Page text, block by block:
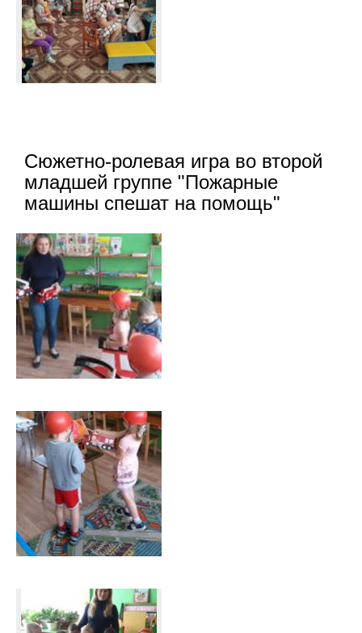
Сюжетно-ролевая игра во второй
младшей группе "Пожарные
машины спешат на помощь"